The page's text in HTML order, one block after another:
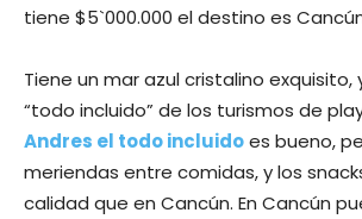
tiene $5`000.000 el destino es
Tiene un mar azul cristalino
“todo incluido” de los turismos de
Andres el todo incluidoes bueno,
meriendas entre comidas, y los
calidad que en Cancún. En Cancún